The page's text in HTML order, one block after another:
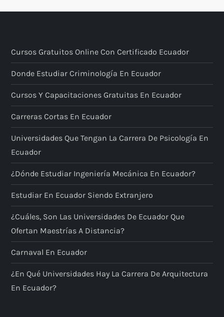
Cursos Gratuitos Online Con Certificado Ecuador
Donde Estudiar Criminología En Ecuador
Cursos Y Capacitaciones Gratuitas En Ecuador
Carreras Cortas En Ecuador
Universidades Que Tengan La Carrera De Psicología En
Ecuador
¿Dónde Estudiar Ingeniería Mecánica En Ecuador?
Estudiar En Ecuador Siendo Extranjero
¿Cuáles, Son Las Universidades De Ecuador Que
Ofertan Maestrías A Distancia?
Carnaval En Ecuador
¿En Qué Universidades Hay La Carrera De Arquitectura
En Ecuador?